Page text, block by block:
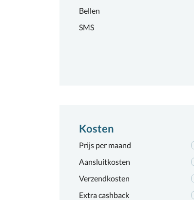
Bellen
SMS
Kosten
Prijs per maand
Aansluitkosten
Verzendkosten
Extra cashback